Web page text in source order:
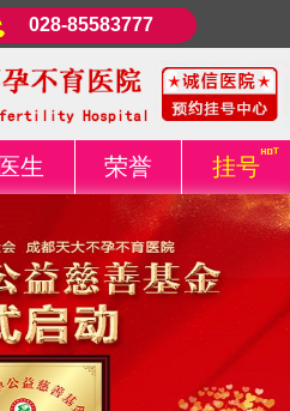
028-85583777
医生 荣誉 挂号